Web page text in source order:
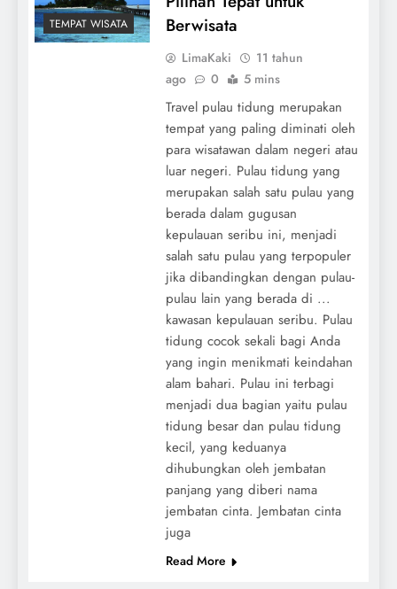
TEMPAT WISATA
Berwisata
LimaKaki
11 tahun
ago
0 5 mins
Travel pulau tidung merupakan
tempat yang paling diminati oleh
para wisatawan dalam negeri atau
luar negeri. Pulau tidung yang
merupakan salah satu pulau yang
berada dalam gugusan
kepulauan seribu ini, menjadi
salah satu pulau yang terpopuler
jika dibandingkan dengan pulau-
pulau lain yang berada di ...
kawasan kepulauan seribu. Pulau
tidung cocok sekali bagi Anda
yang ingin menikmati keindahan
alam bahari. Pulau ini terbagi
menjadi dua bagian yaitu pulau
tidung besar dan pulau tidung
kecil, yang keduanya
dihubungkan oleh jembatan
panjang yang diberi nama
jembatan cinta. Jembatan cinta
juga
Read More